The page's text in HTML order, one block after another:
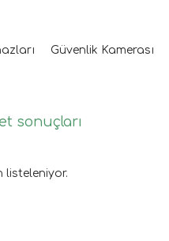
Güvenlik Kamerası
sonuçları
listeleniyor.